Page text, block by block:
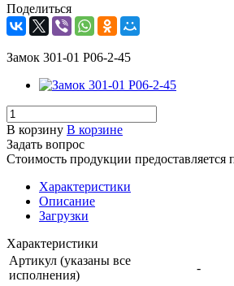
Поделиться
Замок 301-01 Р06-2-45
В корзину В корзине
Задать вопрос
Стоимость продукции предоставляется
Характеристики
Описание
Загрузки
Характеристики
Артикул (указаны все
исполнения)
-